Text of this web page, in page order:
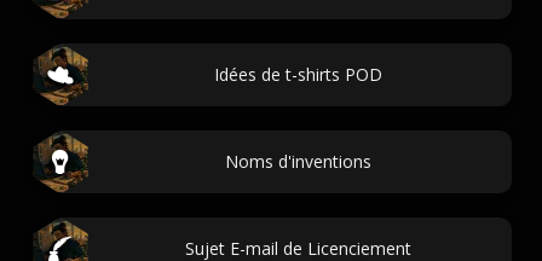
Idées de t-shirts POD
Noms d'inventions
Sujet E-mail de Licenciement